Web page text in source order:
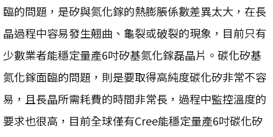
臨的問題，是矽與氮化鎵的熱膨脹係數差異太大，在長
晶過程中容易發生翹曲、龜裂或破裂的現象，目前只有
少數業者能穩定量產6吋矽基氮化鎵磊晶片。碳化矽基
氮化鎵面臨的問題，則是要取得高純度碳化矽非常不容
易，且長晶所需耗費的時間非常長，過程中監控溫度的
要求也很高，目前全球僅有Cree能穩定量產6吋碳化矽